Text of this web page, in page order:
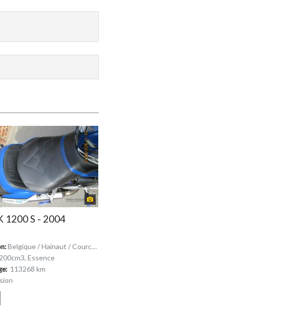
1200 S - 2004
Belgique / Hainaut / Courcelles
3, Essence
113268 km